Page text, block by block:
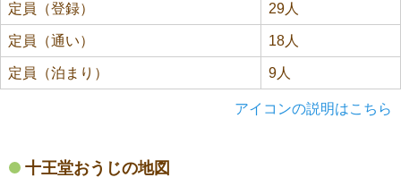
定員（登録） 29人
定員（通い） 18人
定員（泊まり） 9人
アイコンの説明はこちら
十王堂おうじの地図